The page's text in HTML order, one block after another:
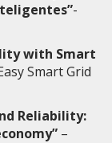
-
with Smart
Smart Grid
Reliability:
–